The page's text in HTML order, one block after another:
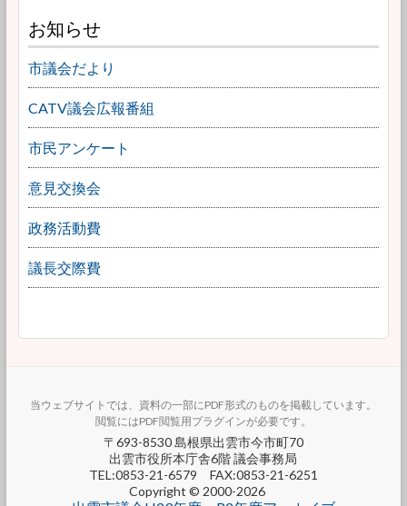
お知らせ
市議会だより
CATV議会広報番組
市民アンケート
意見交換会
政務活動費
議長交際費
当ウェブサイトでは、資料の一部にPDF形式のものを掲載しています。
閲覧にはPDF閲覧用プラグインが必要です。
〒693-8530 島根県出雲市今市町70
出雲市役所本庁舎6階 議会事務局
TEL:0853-21-6579 FAX:0853-21-6251
Copyright © 2000-2026